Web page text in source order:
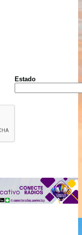
Estado